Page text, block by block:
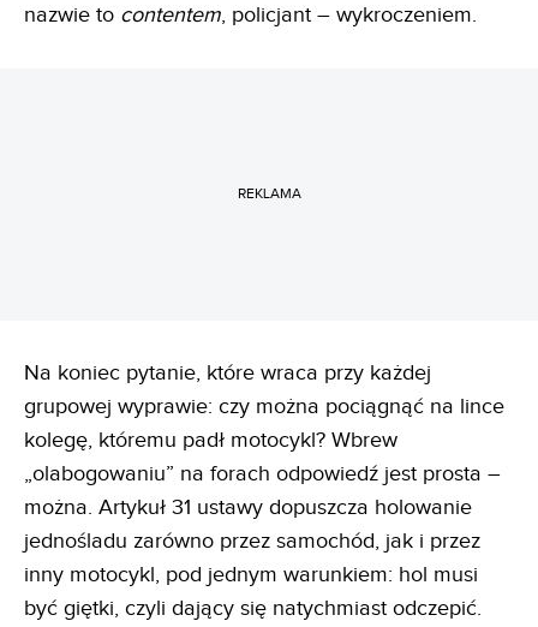
nazwie to contentem, policjant – wykroczeniem.
REKLAMA
Na koniec pytanie, które wraca przy każdej
grupowej wyprawie: czy można pociągnąć na lince
kolegę, któremu padł motocykl? Wbrew
„olabogowaniu” na forach odpowiedź jest prosta –
można. Artykuł 31 ustawy dopuszcza holowanie
jednośladu zarówno przez samochód, jak i przez
inny motocykl, pod jednym warunkiem: hol musi
być giętki, czyli dający się natychmiast odczepić.